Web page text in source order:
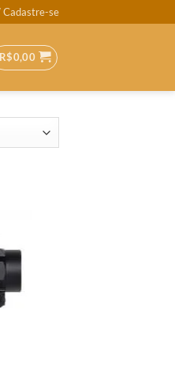
Cadastre-se
R$0,00